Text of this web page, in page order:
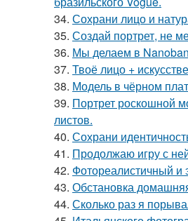
34. Сохрани лицо и
35. Создай портрет, не
36. Мы делаем в
37. Твоё лицо +
38. Модель в чёрном
39. Портрет роскошной
листов.
40. Сохрани
41. Продолжаю игру с
42. Фотореалистичный и
43. Обстановка
44. Сколько раз я